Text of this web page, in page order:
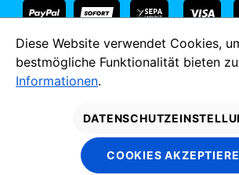
* Alle Preise inkl. gesetzl. Mehrwertsteuer
und ggf. Nachnahmegebühren, wenn nicht
MADE
OSTEN.
Diese Website verwendet Cookies,
bestmögliche Funktionalität bieten
Informationen.
COOKIES